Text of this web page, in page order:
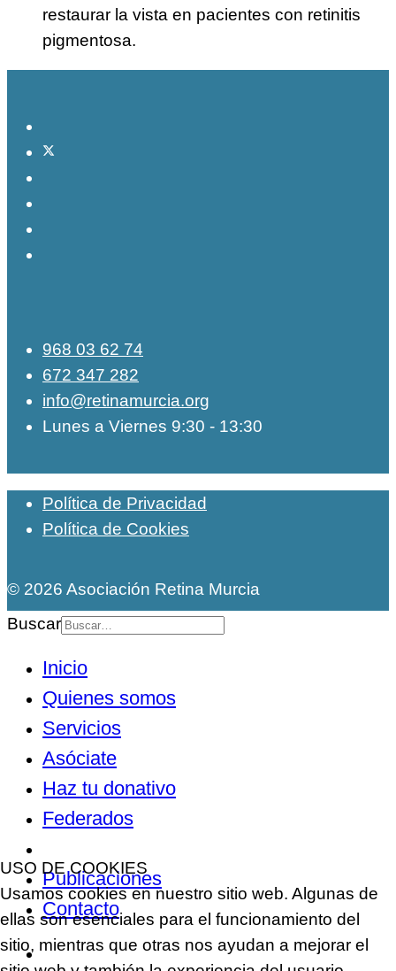
restaurar la vista en pacientes con retinitis
pigmentosa.
968 03 62 74
672 347 282
info@retinamurcia.org
Lunes a Viernes 9:30 - 13:30
Política de Privacidad
Política de Cookies
© 2026 Asociación Retina Murcia
Buscar
Inicio
Quienes somos
Servicios
Asóciate
Haz tu donativo
Federados
Publicaciones
Contacto
USO DE COOKIES
Usamos cookies en nuestro sitio web. Algunas de
ellas son esenciales para el funcionamiento del
sitio, mientras que otras nos ayudan a mejorar el